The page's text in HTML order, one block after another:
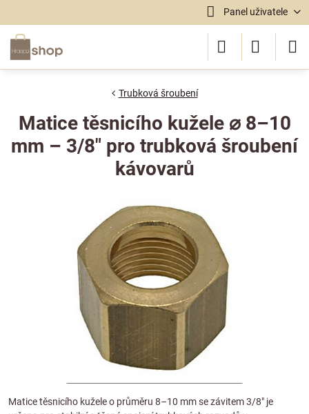
Panel uživatele
Trubková šroubení
Matice těsnicího kužele ⌀ 8–10
mm – 3/8" pro trubková šroubení
kávovarů
Matice těsnicího kužele o průměru 8–10 mm se závitem 3/8" je